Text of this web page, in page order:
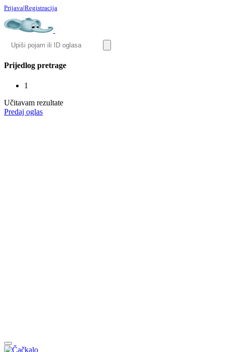
Prijava|Registracija
Prijedlog pretrage
1
Učitavam rezultate
Predaj oglas